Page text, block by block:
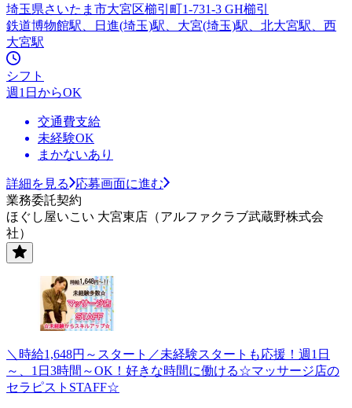
埼玉県さいたま市大宮区櫛引町1-731-3 GH櫛引
鉄道博物館駅、日進(埼玉)駅、大宮(埼玉)駅、北大宮駅、西
大宮駅
シフト
週1日からOK
交通費支給
未経験OK
まかないあり
詳細を見る
応募画面に進む
業務委託契約
ほぐし屋いこい 大宮東店（アルファクラブ武蔵野株式会
社）
＼時給1,648円～スタート／未経験スタートも応援！週1日
～、1日3時間～OK！好きな時間に働ける☆マッサージ店の
セラピストSTAFF☆